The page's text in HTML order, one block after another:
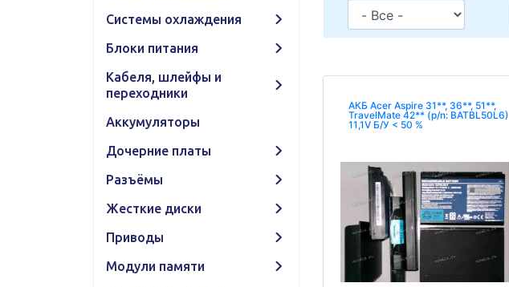
Системы охлаждения
Блоки питания
Кабеля, шлейфы и
переходники
Аккумуляторы
Дочерние платы
Разъёмы
Жесткие диски
Приводы
Модули памяти
АКБ Acer Aspire 31**, 36**, 51**,
TravelMate 42** (p/n: BATBL50L6)
11,1V Б/У < 50 %